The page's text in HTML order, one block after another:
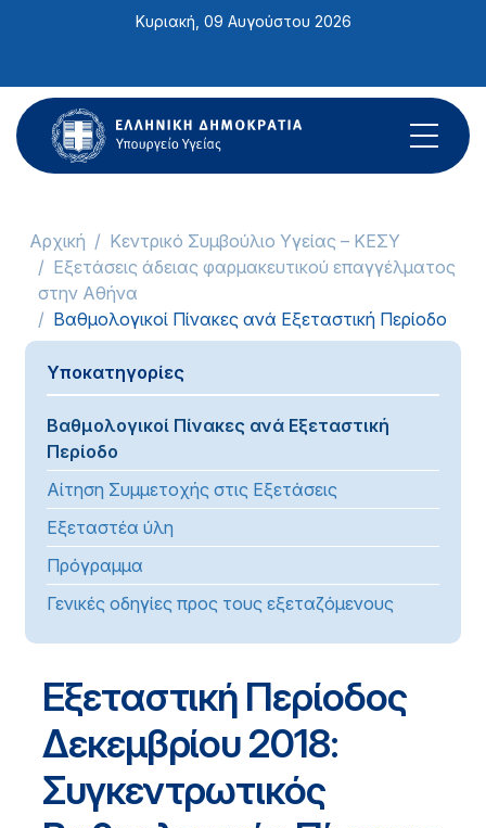
ιστότοπος
περιλαμβάνει
ένα
σύστημα
Κυριακή, 09 Αυγούστου 2026
Αρχική
Κεντρικό Συμβούλιο Υγείας – ΚΕΣΥ
Εξετάσεις άδειας φαρμακευτικού επαγγέλματος
στην Αθήνα
Βαθμολογικοί Πίνακες ανά Εξεταστική Περίοδο
Υποκατηγορίες
Βαθμολογικοί Πίνακες ανά Εξεταστική
Περίοδο
Αίτηση Συμμετοχής στις Εξετάσεις
Εξεταστέα ύλη
Πρόγραμμα
Γενικές οδηγίες προς τους εξεταζόμενους
Εξεταστική Περίοδος
Δεκεμβρίου 2018:
Συγκεντρωτικός